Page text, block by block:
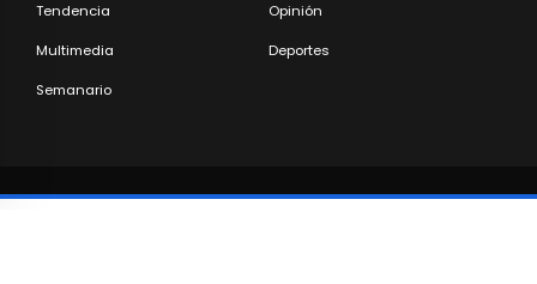
Tendencia Opinión
Multimedia Deportes
Semanario